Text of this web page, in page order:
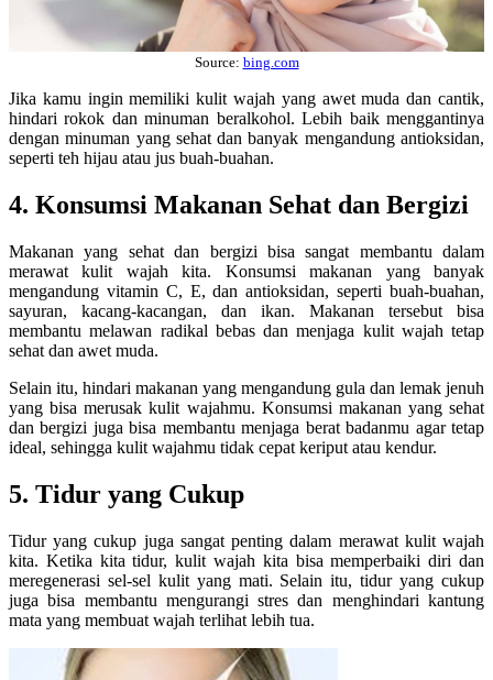
Source: bing.com
Jika kamu ingin memiliki kulit wajah yang awet muda dan cantik,
hindari rokok dan minuman beralkohol. Lebih baik menggantinya
dengan minuman yang sehat dan banyak mengandung antioksidan,
seperti teh hijau atau jus buah-buahan.
4. Konsumsi Makanan Sehat dan Bergizi
Makanan yang sehat dan bergizi bisa sangat membantu dalam
merawat kulit wajah kita. Konsumsi makanan yang banyak
mengandung vitamin C, E, dan antioksidan, seperti buah-buahan,
sayuran, kacang-kacangan, dan ikan. Makanan tersebut bisa
membantu melawan radikal bebas dan menjaga kulit wajah tetap
sehat dan awet muda.
Selain itu, hindari makanan yang mengandung gula dan lemak jenuh
yang bisa merusak kulit wajahmu. Konsumsi makanan yang sehat
dan bergizi juga bisa membantu menjaga berat badanmu agar tetap
ideal, sehingga kulit wajahmu tidak cepat keriput atau kendur.
5. Tidur yang Cukup
Tidur yang cukup juga sangat penting dalam merawat kulit wajah
kita. Ketika kita tidur, kulit wajah kita bisa memperbaiki diri dan
meregenerasi sel-sel kulit yang mati. Selain itu, tidur yang cukup
juga bisa membantu mengurangi stres dan menghindari kantung
mata yang membuat wajah terlihat lebih tua.